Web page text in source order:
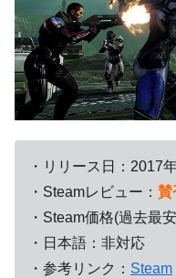
・リリース日：2017
・Steamレビュー： 賛
・Steam価格(過去最
・日本語：非対応
・参考リンク： Steam